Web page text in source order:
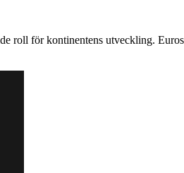
roll för kontinentens utveckling.